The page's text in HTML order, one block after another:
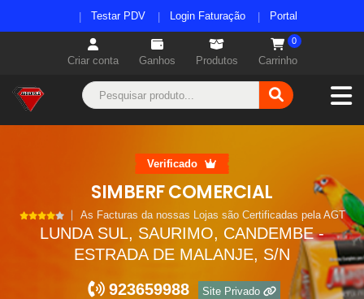
Testar PDV Login Faturação Portal
Criar conta Ganhos Produtos Carrinho
0
Verificado
SIMBERF COMERCIAL
As Facturas da nossas Lojas são Certificadas pela AGT
LUNDA SUL, SAURIMO, CANDEMBE -
ESTRADA DE MALANJE, S/N
923659988
Site Privado